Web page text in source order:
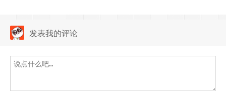
发表我的评论